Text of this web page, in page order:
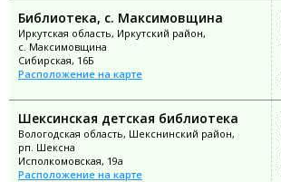
Библиотека, с. Максимовщина
Иркутская область, Иркутский район,
с. Максимовщина
Сибирская, 16Б
Расположение на карте
Шексинская детская библиотека
Вологодская область, Шекснинский район,
рп. Шексна
Исполкомовская, 19а
Расположение на карте